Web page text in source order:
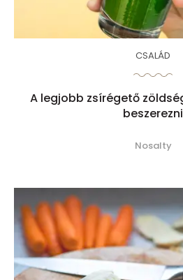
CSALÁD
A legjobb zsírégető
beszerezni
Nosalty